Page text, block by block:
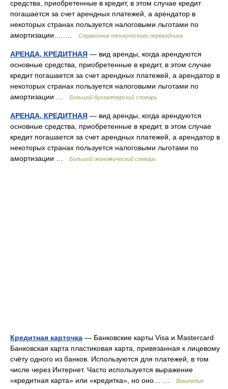
средства, приобретенные в кредит, в этом случае кредит
погашается за счет арендных платежей, а арендатор в
некоторых странах пользуется налоговыми льготами по
амортизации.… …
Справочник технического переводчика
АРЕНДА, КРЕДИТНАЯ — вид аренды, когда арендуются
основные средства, приобретенные в кредит, в этом случае
кредит погашается за счет арендных платежей, а арендатор в
некоторых странах пользуется налоговыми льготами по
амортизации …
Большой бухгалтерский словарь
АРЕНДА, КРЕДИТНАЯ — вид аренды, когда арендуются
основные средства, приобретенные в кредит, в этом случае
кредит погашается за счет арендных платежей, а арендатор в
некоторых странах пользуется налоговыми льготами по
амортизации …
Большой экономический словарь
Кредитная карточка — Банковские карты Visa и Mastercard
Банковская карта пластиковая карта, привязанная к лицевому
счёту одного из банков. Используются для платежей, в том
числе через Интернет. Часто используется выражение
«кредитная карта» или «кредитка», но оно… …
Википедия